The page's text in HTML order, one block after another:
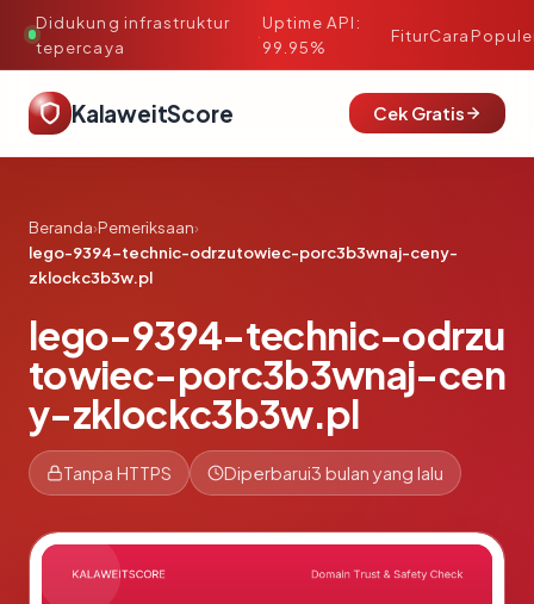
Didukung infrastruktur
tepercaya
·
Uptime API:
99.95%
FiturCara
KalaweitScore Cek Gratis
Beranda›Pemeriksaan›
lego-9394-technic-odrzutowiec-porc3b3wnaj-ceny-
zklockc3b3w.pl
lego-9394-technic-odrzu
towiec-porc3b3wnaj-cen
y-zklockc3b3w.pl
Tanpa HTTPS Diperbarui3 bulan yang lalu